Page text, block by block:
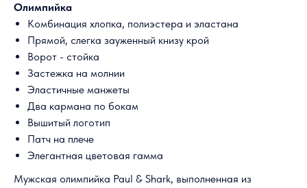
Олимпийка
Комбинация хлопка, полиэстера и эластана
Прямой, слегка зауженный книзу крой
Ворот - стойка
Застежка на молнии
Эластичные манжеты
Два кармана по бокам
Вышитый логотип
Патч на плече
Элегантная цветовая гамма
Мужская олимпийка Paul & Shark, выполненная из